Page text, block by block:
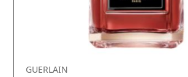
GUERLAIN